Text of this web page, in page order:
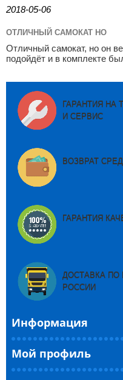
2018-05-06
ОТЛИЧНЫЙ САМОКАТ НО
Отличный самокат, но он
подойдёт и в комплекте
ГАРАНТИЯ НА
И СЕРВИС
ВОЗВРАТ
ГАРАНТИЯ
ДОСТАВКА ПО
РОССИИ
Информация
Мой профиль